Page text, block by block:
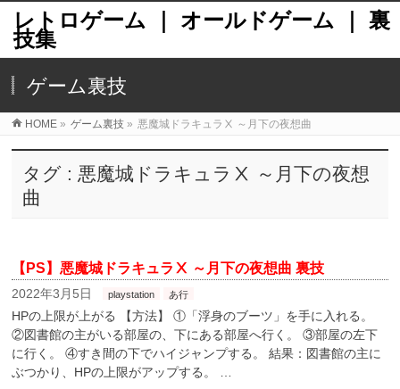
レトロゲーム ｜ オールドゲーム ｜ 裏
技集
ゲーム裏技
HOME » ゲーム裏技 » 悪魔城ドラキュラⅩ ～月下の夜想曲
タグ : 悪魔城ドラキュラⅩ ～月下の夜想
曲
【PS】悪魔城ドラキュラⅩ ～月下の夜想曲 裏技
2022年3月5日 playstation あ行
HPの上限が上がる 【方法】 ①「浮身のブーツ」を手に入れる。
②図書館の主がいる部屋の、下にある部屋へ行く。 ③部屋の左下
に行く。 ④すき間の下でハイジャンプする。 結果：図書館の主に
ぶつかり、HPの上限がアップする。 …